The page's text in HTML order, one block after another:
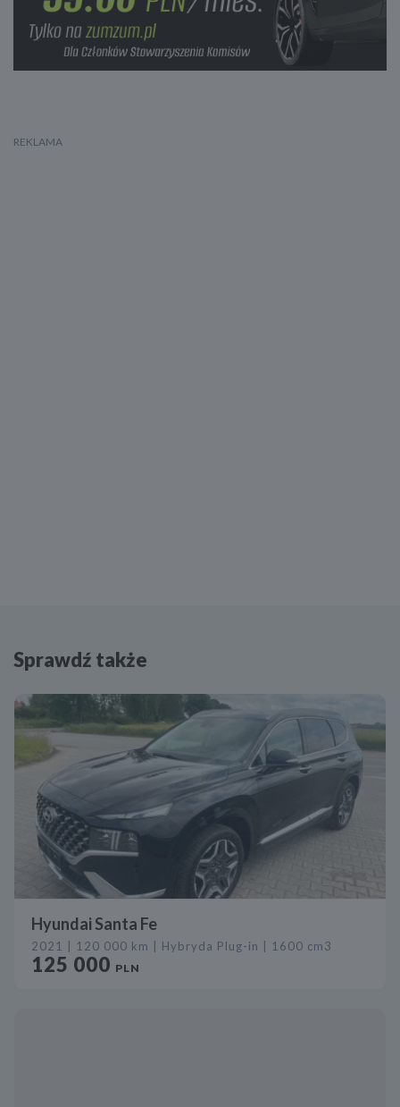
Lampy przednie w technologii LED
Sprawdź także
Hyundai Santa Fe
2021 | 120 000 km | Hybryda Plug-in | 1600 cm3
125 000 PLN